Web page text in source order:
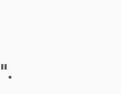
".